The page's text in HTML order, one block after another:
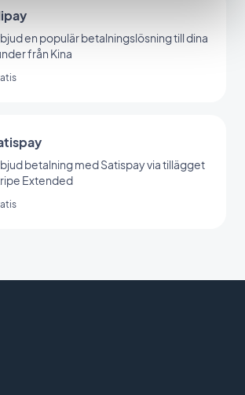
en populär betalningslösning till dina
från Kina
betalning med Satispay via tillägget
Extended